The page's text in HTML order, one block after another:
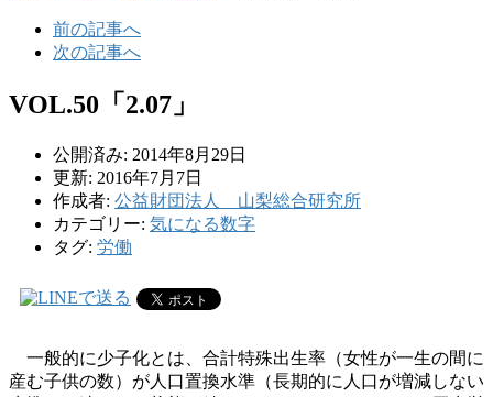
前の記事へ
次の記事へ
VOL.50「2.07」
公開済み: 2014年8月29日
更新: 2016年7月7日
作成者: 公益財団法人 山梨総合研究所
カテゴリー: 気になる数字
タグ: 労働
一般的に少子化とは、合計特殊出生率（女性が一生の間に
産む子供の数）が人口置換水準（長期的に人口が増減しない